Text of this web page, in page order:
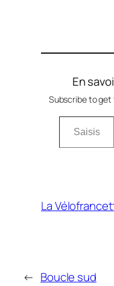
En
Subscribe to
Saisissez votre adresse e-mail…
La
← Boucle sud